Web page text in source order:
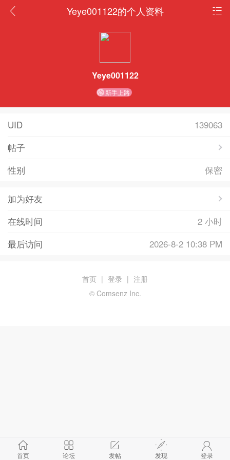
Yeye001122的个人资料
Yeye001122
新手上路
UID
139063
帖子
性别
保密
加为好友
在线时间
2 小时
最后访问
2026-8-2 10:38 PM
首页 论坛 发帖 发现 登录
首页 | 登录 | 注册
© Comsenz Inc.